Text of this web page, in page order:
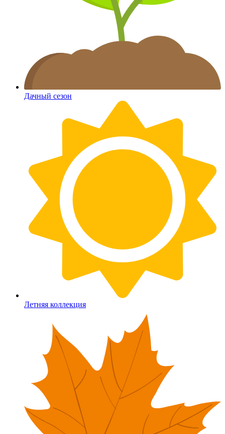
Дачный сезон
Летняя коллекция